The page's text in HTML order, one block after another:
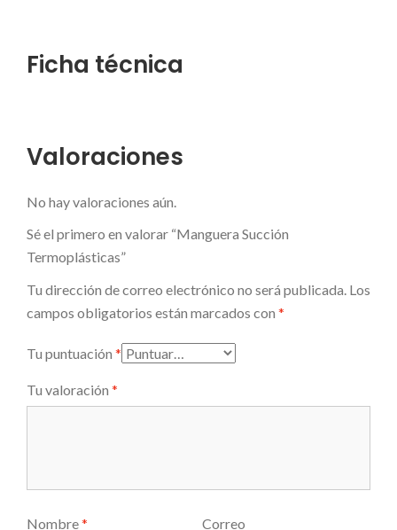
Ficha técnica
Valoraciones
No hay valoraciones aún.
Sé el primero en valorar “Manguera Succión
Termoplásticas”
Tu dirección de correo electrónico no será publicada. Los
campos obligatorios están marcados con *
Tu puntuación *
Tu valoración *
Nombre*
Correo